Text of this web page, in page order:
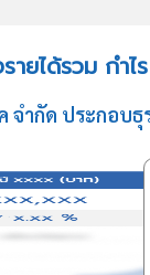
รายได้รวม ก
ำกัด ประกอบธุ